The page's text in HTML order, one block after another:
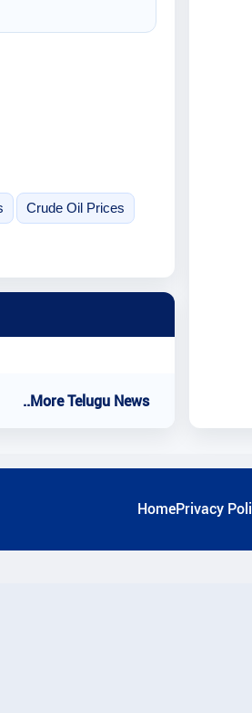
Crude Oil Prices
..More Telugu News
HomePrivacy